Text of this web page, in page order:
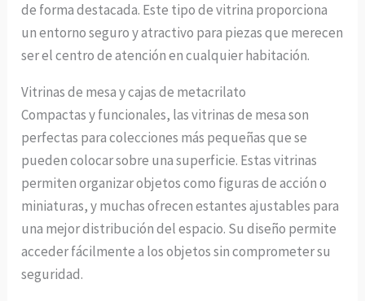
de forma destacada. Este tipo de vitrina proporciona
un entorno seguro y atractivo para piezas que merecen
ser el centro de atención en cualquier habitación.
Vitrinas de mesa y cajas de metacrilato
Compactas y funcionales, las vitrinas de mesa son
perfectas para colecciones más pequeñas que se
pueden colocar sobre una superficie. Estas vitrinas
permiten organizar objetos como figuras de acción o
miniaturas, y muchas ofrecen estantes ajustables para
una mejor distribución del espacio. Su diseño permite
acceder fácilmente a los objetos sin comprometer su
seguridad.